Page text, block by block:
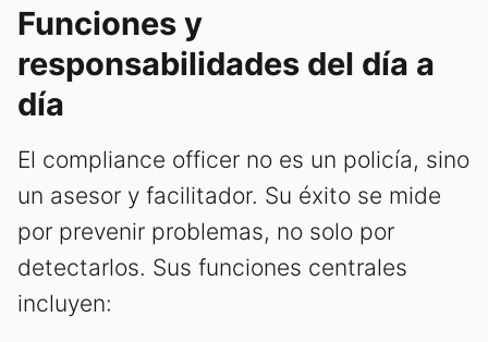
Funciones y
responsabilidades del día a
día
El compliance officer no es un policía, sino
un asesor y facilitador. Su éxito se mide
por prevenir problemas, no solo por
detectarlos. Sus funciones centrales
incluyen: